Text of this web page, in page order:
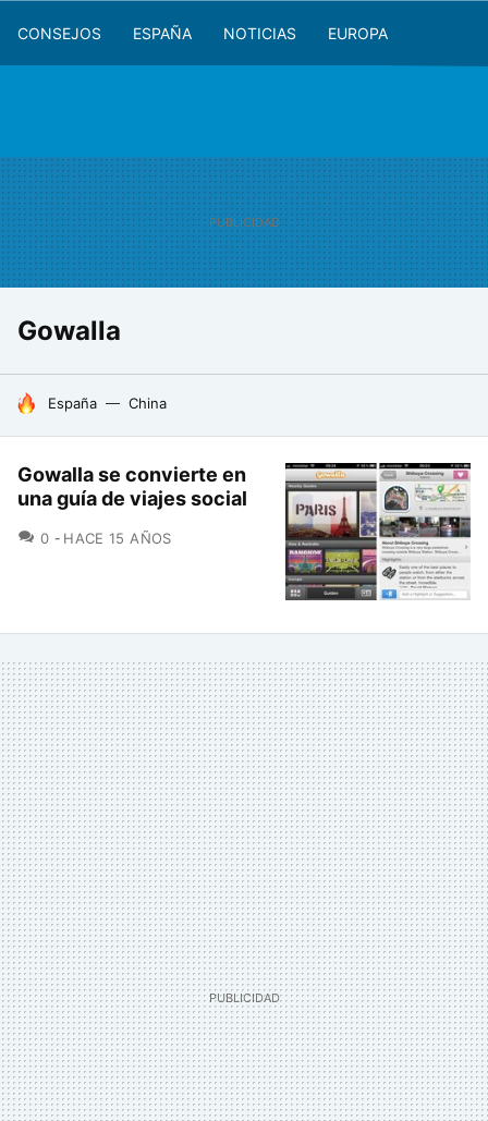
CONSEJOS ESPAÑA NOTICIAS EUROPA
Gowalla
HOY SE HABLA DE
España China
Gowalla se convierte en
una guía de viajes social
0 COMENTARIOS
HACE 15 AÑOS